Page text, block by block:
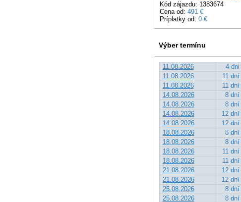
Kód zájazdu: 1383674
Cena od: 491 €
Príplatky od: 0 €
Výber termínu
11.08.2026 4 dni
11.08.2026
11 dní
11.08.2026
11 dní
14.08.2026
8 dní
14.08.2026
8 dní
14.08.2026
12 dní
14.08.2026
12 dní
18.08.2026
8 dní
18.08.2026
8 dní
18.08.2026
11 dní
18.08.2026
11 dní
21.08.2026
12 dní
21.08.2026
12 dní
25.08.2026
8 dní
25.08.2026
8 dní